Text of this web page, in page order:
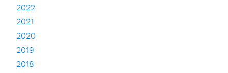
2022
2021
2020
2019
2018